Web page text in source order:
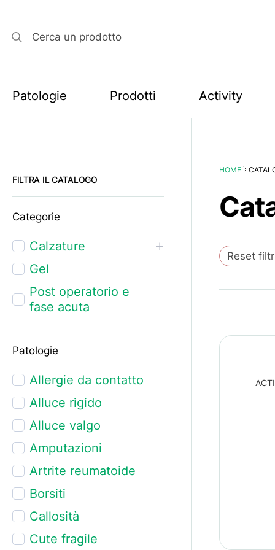
Cerca un prodotto
Patologie Prodotti Activity
HOME
Reset
FILTRA IL CATALOGO
Categorie
Calzature
Gel
Post operatorio e
fase acuta
Patologie
Allergie da contatto
Alluce rigido
Alluce valgo
Amputazioni
Artrite reumatoide
Borsiti
Callosità
Cute fragile